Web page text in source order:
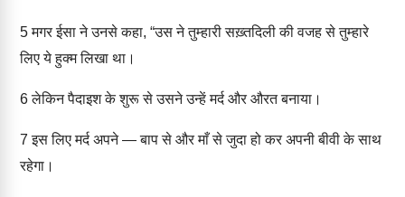
5मगर ईसा ने उनसे कहा, “उस ने तुम्हारी सख़्तदिली की वजह से तुम्हारे
लिए ये हुक्म लिखा था।
6लेकिन पैदाइश के शुरू से उसने उन्हें मर्द और औरत बनाया।
7 इस लिए मर्द अपने — बाप से और माँ से जुदा हो कर अपनी बीवी के साथ
रहेगा।